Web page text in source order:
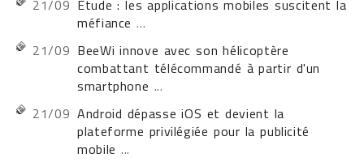
21/09 Étude : les applications mobiles suscitent la
méfiance ...
21/09 BeeWi innove avec son hélicoptère
combattant télécommandé à partir d'un
smartphone ...
21/09 Android dépasse iOS et devient la
plateforme privilégiée pour la publicité
mobile ...